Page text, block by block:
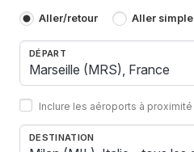
Aller/retour Aller simple
DÉPART
Inclure les aéroports à proximité
DESTINATION